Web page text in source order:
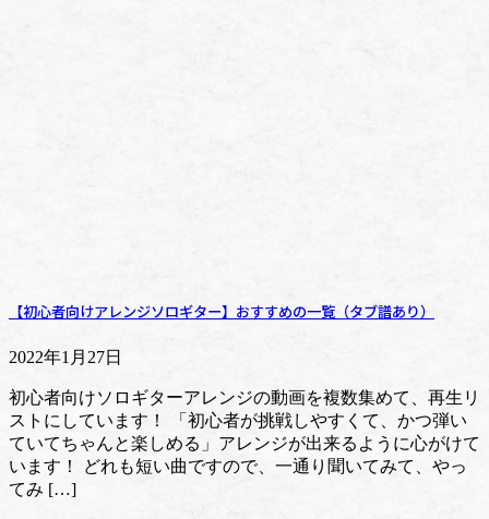
【初心者向けアレンジソロギター】おすすめの一覧（タブ譜あり）
2022年1月27日
初心者向けソロギターアレンジの動画を複数集めて、再生リ
ストにしています！ 「初心者が挑戦しやすくて、かつ弾い
ていてちゃんと楽しめる」アレンジが出来るように心がけて
います！ どれも短い曲ですので、一通り聞いてみて、やっ
てみ […]